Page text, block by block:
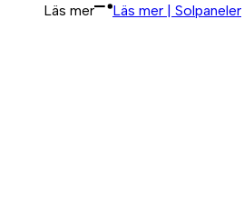
Läs mer Läs mer | Solpaneler